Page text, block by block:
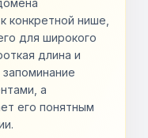
конкретной нише,
для широкого
длина и
а
его понятным